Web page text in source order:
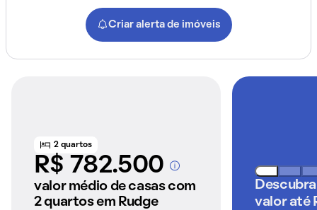
Criar alerta de imóveis
2 quartos
R$ 782.500A partir dos imóveis
anunciados pelo
valor médio de casas com
2 quartos em Rudge
valor até